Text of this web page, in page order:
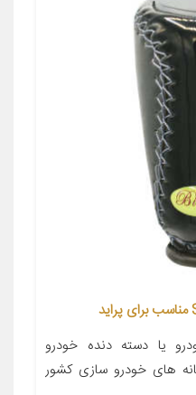
یا دسته دنده خودرو
های خودرو سازی کشور